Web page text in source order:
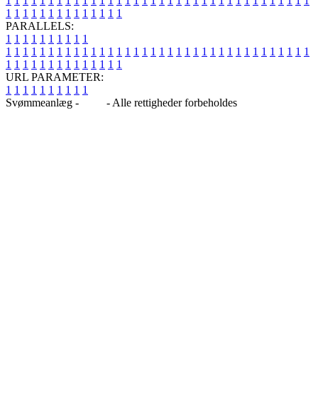
1 1 1 1 1 1 1 1 1 1 1 1 1 1
PARALLELS:
1 1 1 1 1 1 1 1 1 1
1 1 1 1 1 1 1 1 1 1 1 1 1 1 1 1 1 1 1 1 1 1 1 1 1 1 1 1 1 1 1 1 1 1 1 1
1 1 1 1 1 1 1 1 1 1 1 1 1 1
URL PARAMETER:
1 1 1 1 1 1 1 1 1 1
Svømmeanlæg -
- Alle rettigheder forbeholdes